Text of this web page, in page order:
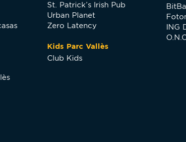
St. Patrick’s Irish Pub
Urban Planet
Zero Latency
Kids Parc Vallès
Club Kids
ING